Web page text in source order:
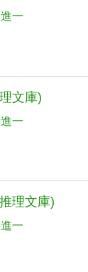
一
文庫)
一
理文庫)
一